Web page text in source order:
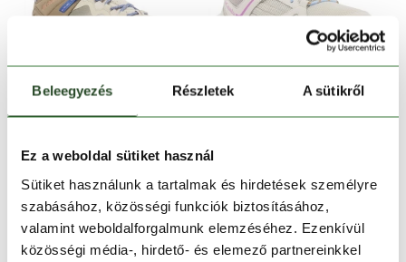
Beleegyezés Részletek A sütikről
Ez a weboldal sütiket használ
Sütiket használunk a tartalmak és hirdetések személyre
szabásához, közösségi funkciók biztosításához,
valamint weboldalforgalmunk elemzéséhez. Ezenkívül
közösségi média-, hirdető- és elemező partnereinkkel
CSAK ONLINE
-10%
Peakfreak Hera Mid
59 990 Ft 53 990 Ft
6
CSAK ONLINE
-10%
44 990 Ft 40 490 Ft
6 7 8 9